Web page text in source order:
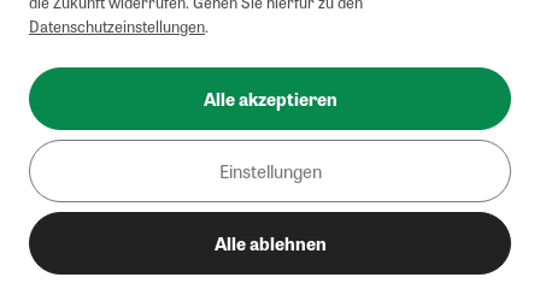
Datenschutzeinstellungen.
Alle akzeptieren
Einstellungen
Alle ablehnen